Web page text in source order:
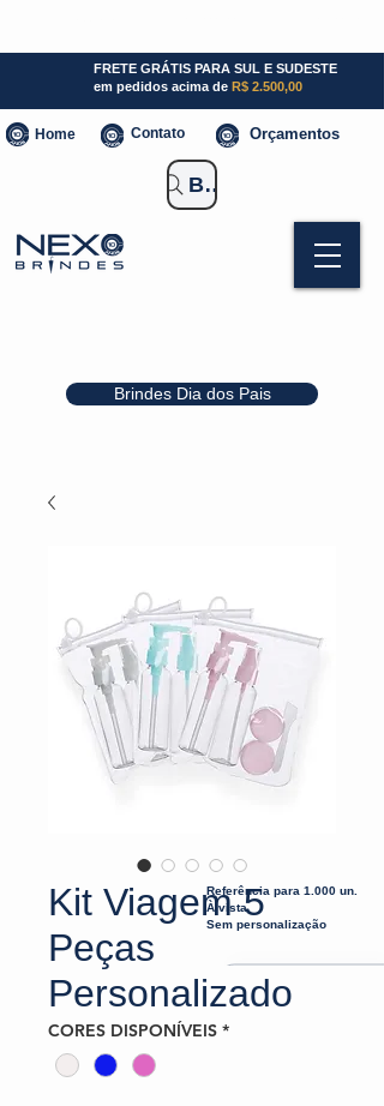
Brindes Dia dos Pais
FRETE GRÁTIS PARA SUL E SUDESTE
em pedidos acima de R$ 2.500,00
Home Contato Orçamentos
Buscar Brindes
Kit Viagem 5
Peças
Personalizado
CORES DISPONÍVEIS *
Referência para 1.000 un.
À vista
Sem personalização